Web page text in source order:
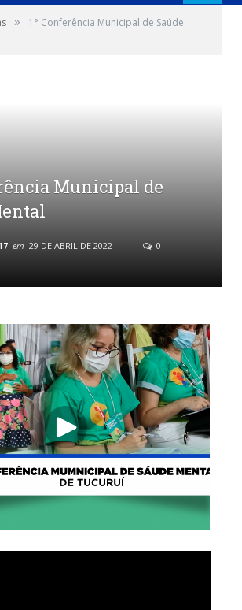
»
1° Conferência Municipal de Saúde
Municipal de
em 29 DE ABRIL DE 2022
0